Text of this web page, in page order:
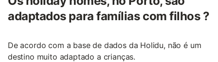
adaptados para famílias com filhos ?
De acordo com a base de dados da Holidu, não é um
destino muito adaptado a crianças.